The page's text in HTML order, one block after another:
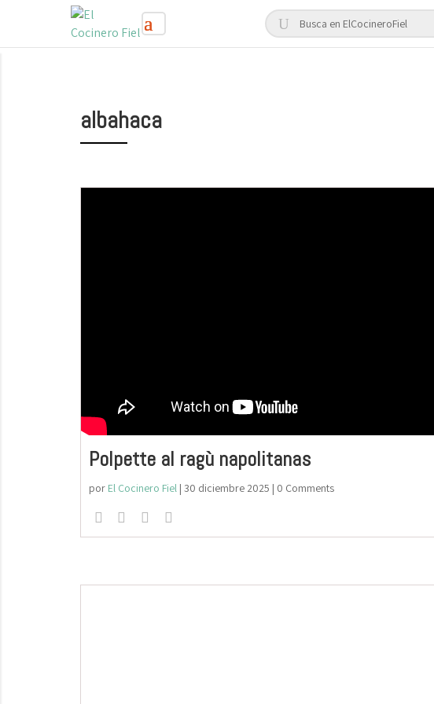
albahaca
Polpette al ragù napolitanas
por El Cocinero Fiel| 30 diciembre 2025 | 0 Comments